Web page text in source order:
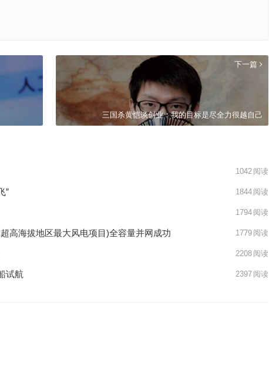
下一篇
三国杀黄恺谈创业：我的目标是尽全力很越自己
1042 阅读
” 1844 阅读
1794 阅读
高海拔地区最大风电项目)全容量并网成功 1779 阅读
2208 阅读
试航 2397 阅读